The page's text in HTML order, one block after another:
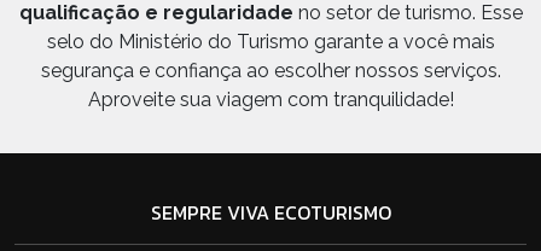
qualificação e regularidade no setor de turismo. Esse
selo do Ministério do Turismo garante a você mais
segurança e confiança ao escolher nossos serviços.
Aproveite sua viagem com tranquilidade!
SEMPRE VIVA ECOTURISMO